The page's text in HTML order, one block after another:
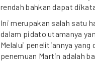
rendah bahkan dapat
Ini merupakan salah satu
dalam pidato utamanya
Melalui penelitiannya
penemuan Martin adalah